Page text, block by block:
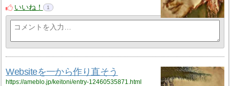
いいね！
1
Websiteを一から作り直そう
https://ameblo.jp/keitoni/entry-12460535871.html